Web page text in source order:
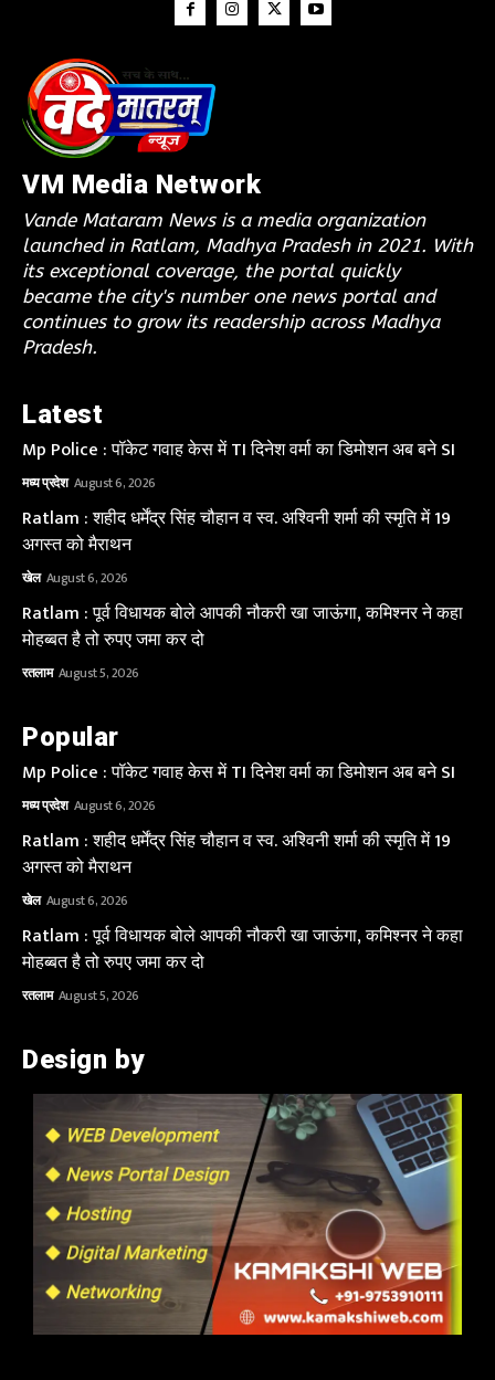
VM Media Network
Vande Mataram News is a media organization
launched in Ratlam, Madhya Pradesh in 2021. With
its exceptional coverage, the portal quickly
became the city's number one news portal and
continues to grow its readership across Madhya
Pradesh.
Latest
Mp Police : पॉकेट गवाह केस में TI दिनेश वर्मा का डिमोशन अब बने SI
मध्य प्रदेश August 6, 2026
Ratlam : शहीद धर्मेंद्र सिंह चौहान व स्व. अश्विनी शर्मा की स्मृति में 19
अगस्त को मैराथन
खेल August 6, 2026
Ratlam : पूर्व विधायक बोले आपकी नौकरी खा जाऊंगा, कमिश्नर ने कहा
मोहब्बत है तो रुपए जमा कर दो
रतलाम August 5, 2026
Popular
Mp Police : पॉकेट गवाह केस में TI दिनेश वर्मा का डिमोशन अब बने SI
मध्य प्रदेश August 6, 2026
Ratlam : शहीद धर्मेंद्र सिंह चौहान व स्व. अश्विनी शर्मा की स्मृति में 19
अगस्त को मैराथन
खेल August 6, 2026
Ratlam : पूर्व विधायक बोले आपकी नौकरी खा जाऊंगा, कमिश्नर ने कहा
मोहब्बत है तो रुपए जमा कर दो
रतलाम August 5, 2026
Design by